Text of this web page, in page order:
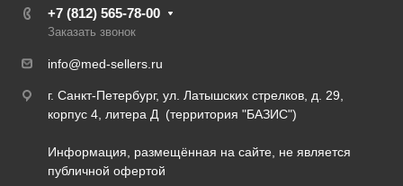
+7 (812) 565-78-00
Заказать звонок
info@med-sellers.ru
г. Санкт-Петербург, ул. Латышских стрелков, д. 29,
корпус 4, литера Д (территория "БАЗИС")
Информация, размещённая на сайте, не является
публичной офертой